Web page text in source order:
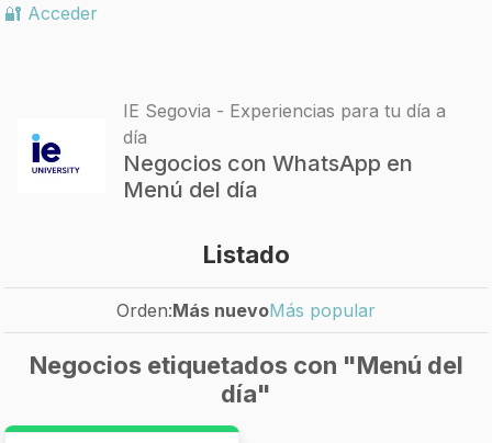
🔐 Acceder
IE Segovia - Experiencias para tu día a
día
Negocios con WhatsApp en
Menú del día
Listado
Orden:Más nuevoMás popular
Negocios etiquetados con "Menú del
día"